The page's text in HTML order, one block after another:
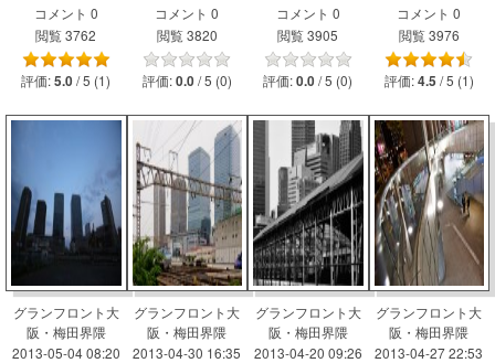
コメント 0
閲覧 3762
評価:5.0 / 5 (1)
コメント 0
閲覧 3820
評価:0.0 / 5 (0)
コメント 0
閲覧 3905
評価:0.0 / 5 (0)
コメント 0
閲覧 3976
評価:4.5 / 5 (1)
グランフロント大
阪・梅田界隈
2013-05-04 08:20
グランフロント大
阪・梅田界隈
2013-04-30 16:35
グランフロント大
阪・梅田界隈
2013-04-20 09:26
グランフロント大
阪・梅田界隈
2013-04-27 22:53